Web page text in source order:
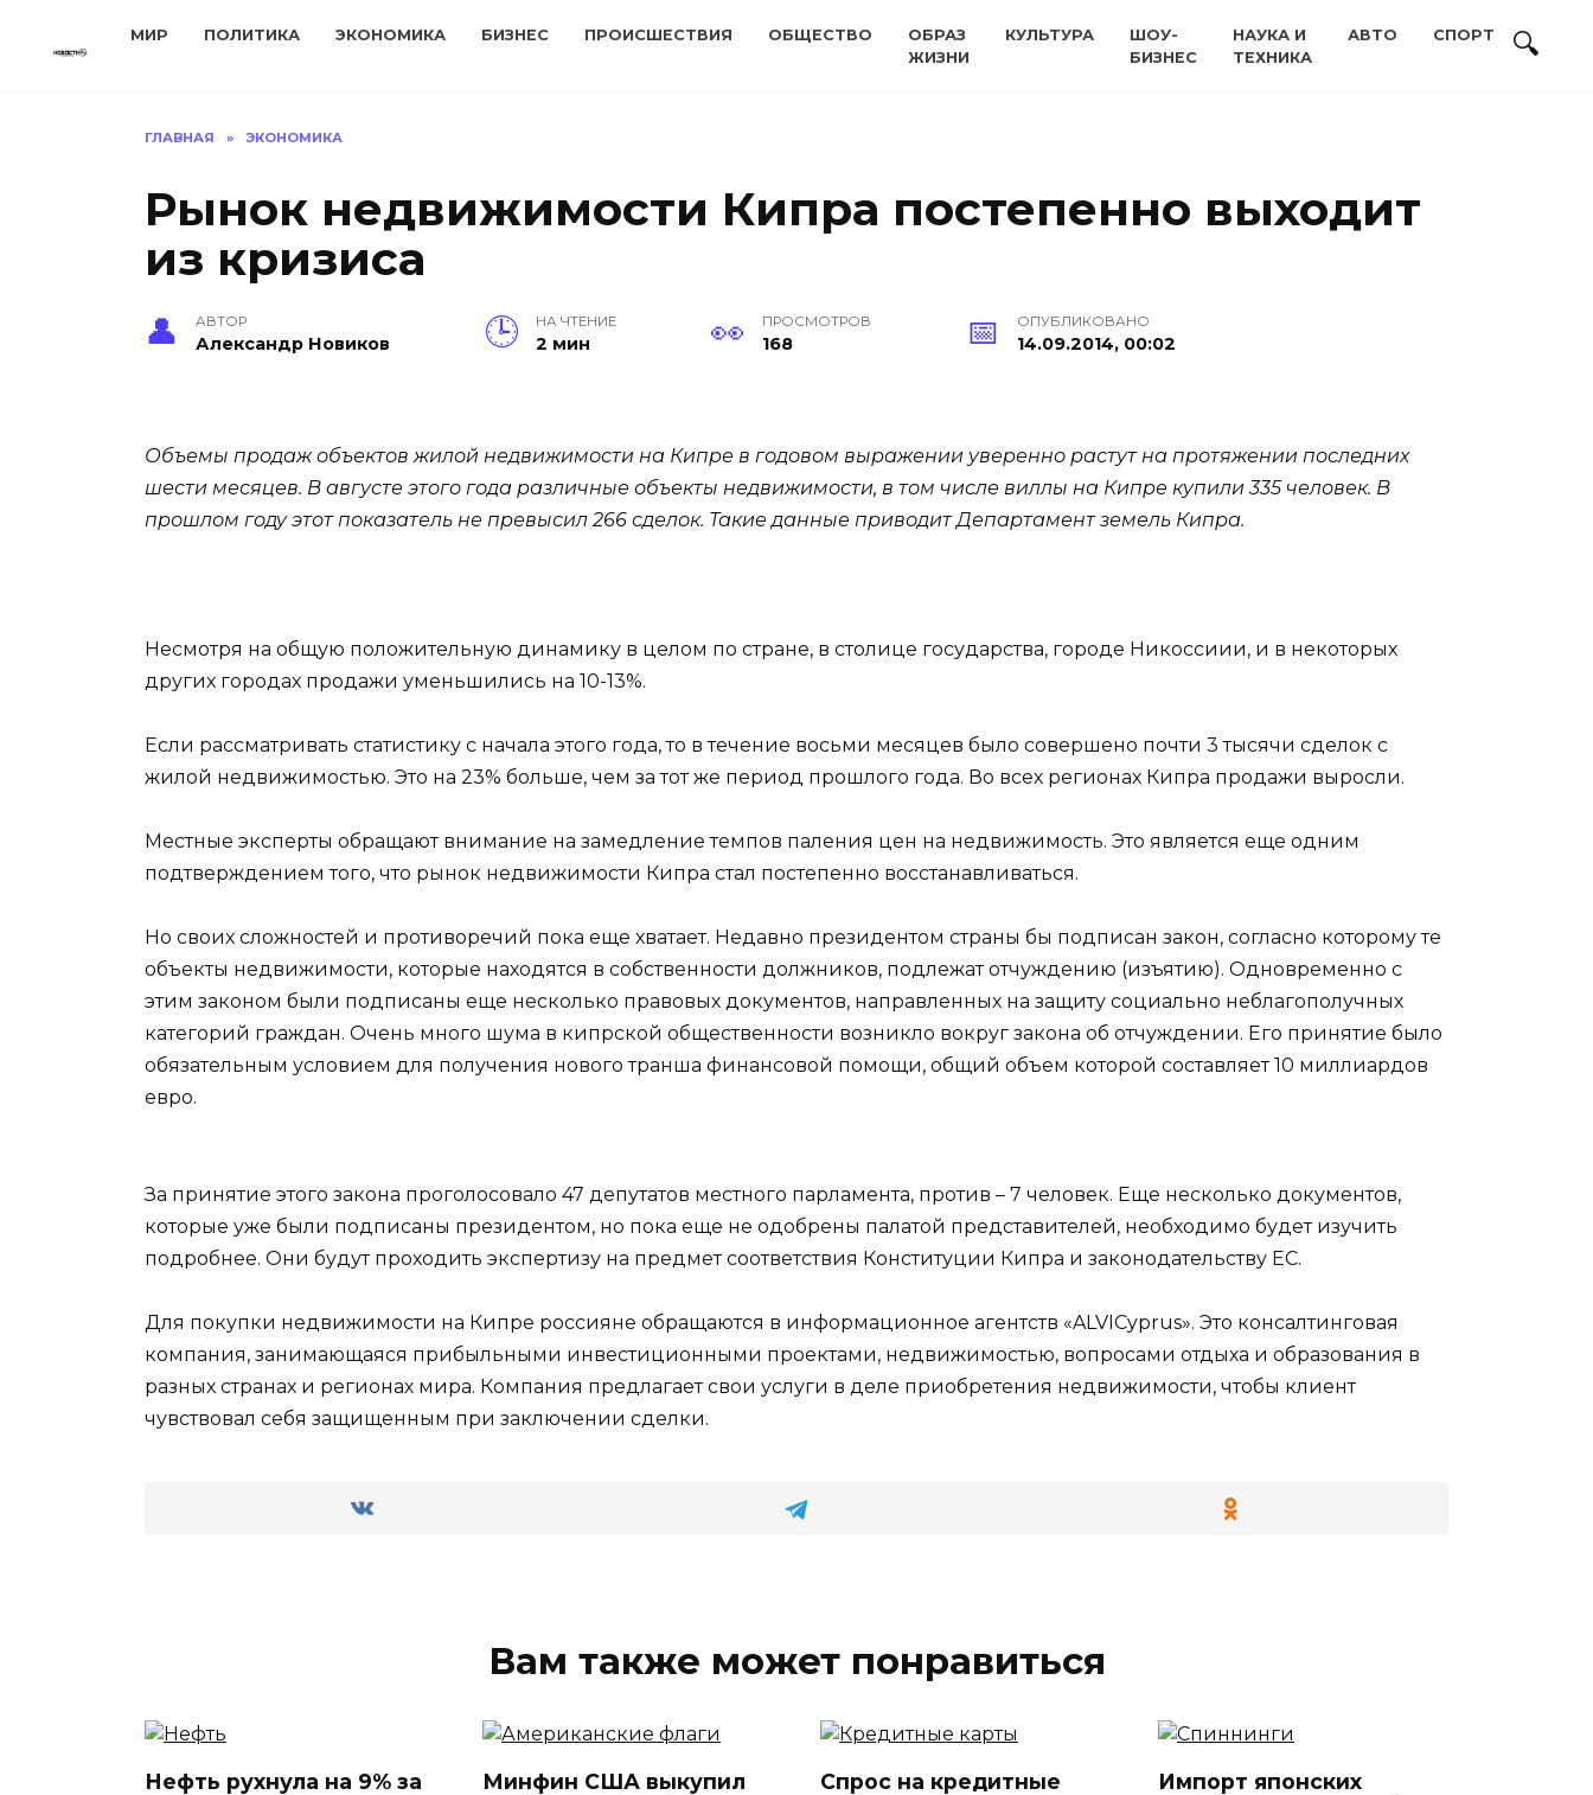
МИР ПОЛИТИКА ЭКОНОМИКА БИЗНЕС ПРОИСШЕСТВИЯ ОБЩЕСТВО
ОБРАЗ
ЖИЗНИ
КУЛЬТУРА
ШОУ-
БИЗНЕС
НАУКА И
ТЕХНИКА
АВТО СПОРТ
ГЛАВНАЯ » ЭКОНОМИКА
Рынок недвижимости Кипра постепенно выходит
из кризиса
АВТОР
Александр Новиков
НА ЧТЕНИЕ
2 мин
ПРОСМОТРОВ
168
ОПУБЛИКОВАНО
14.09.2014, 00:02
Объемы продаж объектов жилой недвижимости на Кипре в годовом выражении уверенно растут на протяжении последних
шести месяцев. В августе этого года различные объекты недвижимости, в том числе виллы на Кипре купили 335 человек. В
прошлом году этот показатель не превысил 266 сделок. Такие данные приводит Департамент земель Кипра.
Несмотря на общую положительную динамику в целом по стране, в столице государства, городе Никоссиии, и в некоторых
других городах продажи уменьшились на 10-13%.
Если рассматривать статистику с начала этого года, то в течение восьми месяцев было совершено почти 3 тысячи сделок с
жилой недвижимостью. Это на 23% больше, чем за тот же период прошлого года. Во всех регионах Кипра продажи выросли.
Местные эксперты обращают внимание на замедление темпов паления цен на недвижимость. Это является еще одним
подтверждением того, что рынок недвижимости Кипра стал постепенно восстанавливаться.
Но своих сложностей и противоречий пока еще хватает. Недавно президентом страны бы подписан закон, согласно которому те
объекты недвижимости, которые находятся в собственности должников, подлежат отчуждению (изъятию). Одновременно с
этим законом были подписаны еще несколько правовых документов, направленных на защиту социально неблагополучных
категорий граждан. Очень много шума в кипрской общественности возникло вокруг закона об отчуждении. Его принятие было
обязательным условием для получения нового транша финансовой помощи, общий объем которой составляет 10 миллиардов
евро.
За принятие этого закона проголосовало 47 депутатов местного парламента, против – 7 человек. Еще несколько документов,
которые уже были подписаны президентом, но пока еще не одобрены палатой представителей, необходимо будет изучить
подробнее. Они будут проходить экспертизу на предмет соответствия Конституции Кипра и законодательству ЕС.
Для покупки недвижимости на Кипре россияне обращаются в информационное агентств «ALVICyprus». Это консалтинговая
компания, занимающаяся прибыльными инвестиционными проектами, недвижимостью, вопросами отдыха и образования в
разных странах и регионах мира. Компания предлагает свои услуги в деле приобретения недвижимости, чтобы клиент
чувствовал себя защищенным при заключении сделки.
Вам также может понравиться
Нефть рухнула на 9% за
Минфин США выкупил
Спрос на кредитные
Импорт японских